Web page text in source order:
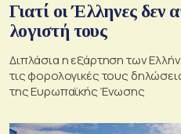
Γιατί οι Έλληνες δεν
λογιστή τους
Διπλάσια η εξάρτηση των
τις φορολογικές τους
της Ευρωπαϊκής Ένωσης